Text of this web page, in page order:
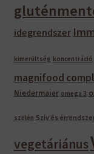
idegrendszer
kimerültség koncentráció
magnifood
Niedermaier omega 3
szelén Szív és
vegetáriánus